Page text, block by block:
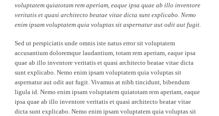
voluptatem quiatotam rem aperiam, eaque ipsa quae ab illo inventore
veritatis et quasi architecto beatae vitae dicta sunt explicabo. Nemo
enim ipsam voluptatem quia voluptas sit aspernatur aut odit aut fugit.
Sed ut perspiciatis unde omnis iste natus error sit voluptatem
accusantium doloremque laudantium, totam rem aperiam, eaque ipsa
quae ab illo inventore veritatis et quasi architecto beatae vitae dicta
sunt explicabo. Nemo enim ipsam voluptatem quia voluptas sit
aspernatur aut odit aut fugit. Vivamus at nibh tincidunt, bibendum
ligula id. Nemo enim ipsam voluptatem quiatotam rem aperiam, eaque
ipsa quae ab illo inventore veritatis et quasi architecto beatae vitae
dicta sunt explicabo. Nemo enim ipsam voluptatem quia voluptas sit